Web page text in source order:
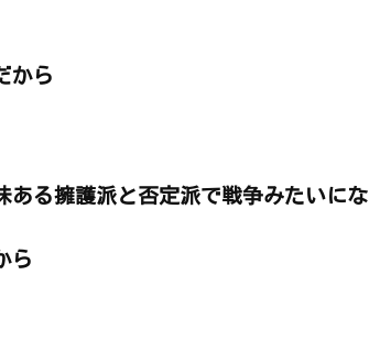
から
ある擁護派と否定派で戦争みたいにな
ら